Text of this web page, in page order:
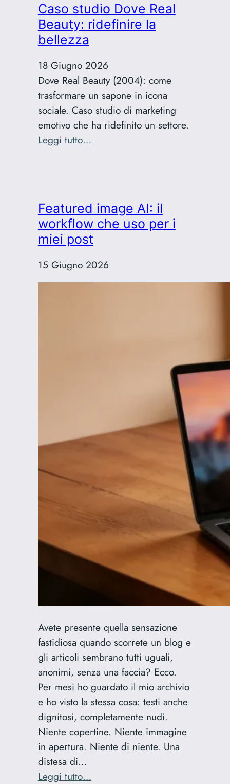
guida
cronologica
Caso studio Dove Real
Beauty: ridefinire la
bellezza
18 Giugno 2026
Dove Real Beauty (2004): come
trasformare un sapone in icona
sociale. Caso studio di marketing
emotivo che ha ridefinito un settore.
Leggi tutto…:
Beauty:
ridefinire
la
bellezza
Featured image AI: il
workflow che uso per i
miei post
15 Giugno 2026
Avete presente quella sensazione
fastidiosa quando scorrete un blog e
gli articoli sembrano tutti uguali,
anonimi, senza una faccia? Ecco.
Per mesi ho guardato il mio archivio
e ho visto la stessa cosa: testi anche
dignitosi, completamente nudi.
Niente copertine. Niente immagine
in apertura. Niente di niente. Una
distesa di…
Leggi tutto…: